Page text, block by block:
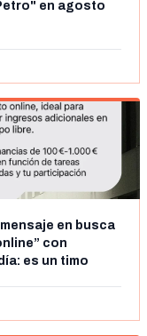
en agosto
en busca
con
es un timo